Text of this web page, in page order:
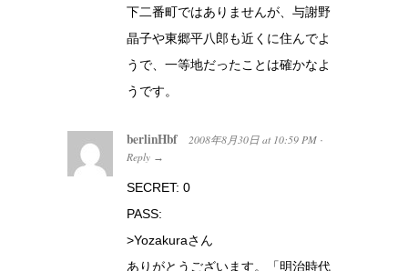
下二番町ではありませんが、与謝野
晶子や東郷平八郎も近くに住んでよ
うで、一等地だったことは確かなよ
うです。
berlinHbf 2008年8月30日 at 10:59 PM ·
Reply →
SECRET: 0
PASS:
>Yozakuraさん
ありがとうございます。「明治時代